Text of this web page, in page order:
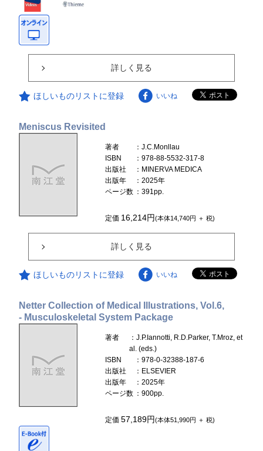
詳しく見る
ほしいものリストに登録 いいね
Meniscus Revisited
著者
：J.C.Monllau
ISBN
：978-88-5532-317-8
出版社
：MINERVA MEDICA
出版年
：2025年
ページ数 ：391pp.
定価 16,214円(本体14,740円 ＋ 税)
詳しく見る
ほしいものリストに登録 いいね
Netter Collection of Medical Illustrations, Vol.6,
- Musculoskeletal System Package
著者
：J.P.Iannotti, R.D.Parker, T.Mroz, et
al. (eds.)
ISBN
：978-0-32388-187-6
出版社
：ELSEVIER
出版年
：2025年
ページ数 ：900pp.
定価57,189円(本体51,990円 ＋ 税)